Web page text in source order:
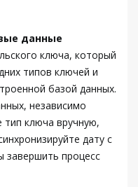
данные
ключа, который
типов ключей и
базой данных.
независимо
тип ключа вручную,
дату с
завершить процесс